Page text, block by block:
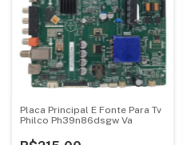
Placa Principal E Fonte Para Tv
Philco Ph39n86dsgw Va